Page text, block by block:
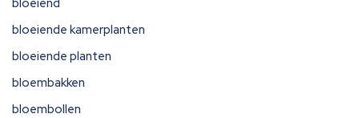
bloeiende kamerplanten
bloeiende planten
bloembakken
bloembollen